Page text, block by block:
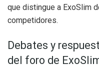
que distingue a ExoSlim
competidores.
Debates y
del foro de